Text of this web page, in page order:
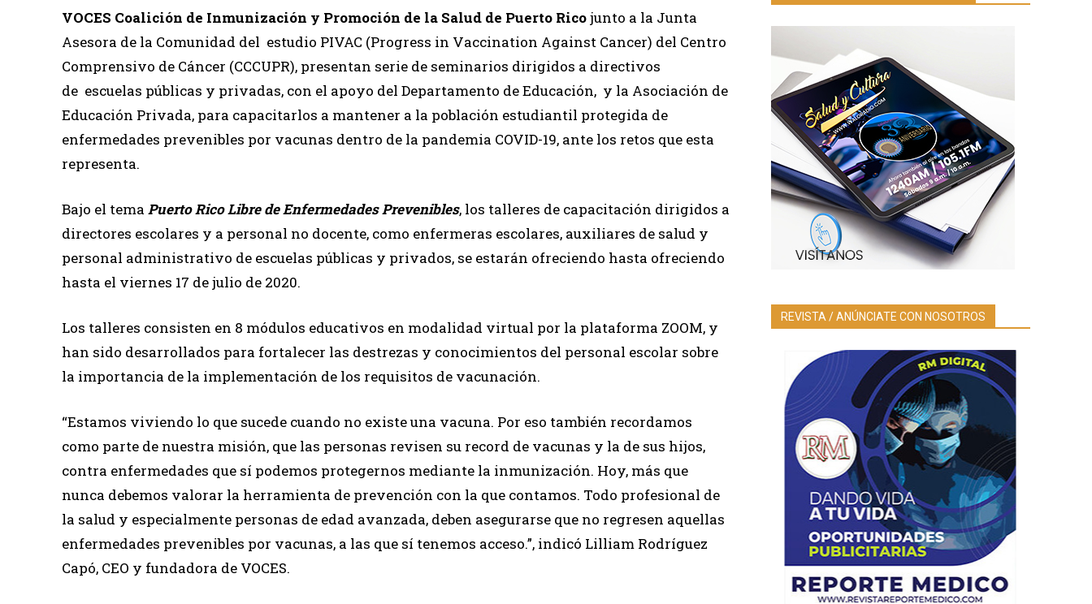
VOCES Coalición de Inmunización y Promoción de la Salud de Puerto Ricojunto a la Junta
Asesora de la Comunidad del estudio PIVAC (Progress in Vaccination Against Cancer) del Centro
Comprensivo de Cáncer (CCCUPR), presentan serie de seminarios dirigidos a directivos
de escuelas públicas y privadas, con el apoyo del Departamento de Educación, y la Asociación de
Educación Privada, para capacitarlos a mantener a la población estudiantil protegida de
enfermedades prevenibles por vacunas dentro de la pandemia COVID-19, ante los retos que esta
representa.
Bajo el tema Puerto Rico Libre de Enfermedades Prevenibles, los talleres de capacitación dirigidos a
directores escolares y a personal no docente, como enfermeras escolares, auxiliares de salud y
personal administrativo de escuelas públicas y privados, se estarán ofreciendo hasta ofreciendo
hasta el viernes 17 de julio de 2020.
Los talleres consisten en 8 módulos educativos en modalidad virtual por la plataforma ZOOM, y
han sido desarrollados para fortalecer las destrezas y conocimientos del personal escolar sobre
la importancia de la implementación de los requisitos de vacunación.
“Estamos viviendo lo que sucede cuando no existe una vacuna. Por eso también recordamos
como parte de nuestra misión, que las personas revisen su record de vacunas y la de sus hijos,
contra enfermedades que sí podemos protegernos mediante la inmunización. Hoy, más que
nunca debemos valorar la herramienta de prevención con la que contamos. Todo profesional de
la salud y especialmente personas de edad avanzada, deben asegurarse que no regresen aquellas
enfermedades prevenibles por vacunas, a las que sí tenemos acceso.”, indicó Lilliam Rodríguez
Capó, CEO y fundadora de VOCES.
REVISTA / ANÚNCIATE CON NOSOTROS